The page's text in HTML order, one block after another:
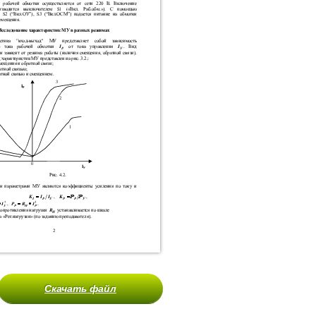
Скачать файл